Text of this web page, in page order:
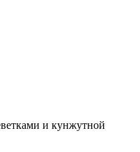
и кунжутной